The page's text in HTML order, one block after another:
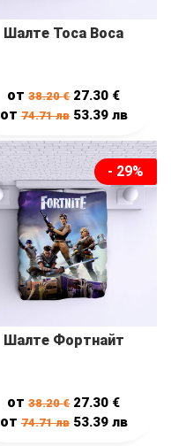
Шалте Toca Boca
от38.20€ 27.30 €
от 74.71лв 53.39 лв
- 29%
Шалте Фортнайт
от38.20€ 27.30 €
от 74.71лв 53.39 лв